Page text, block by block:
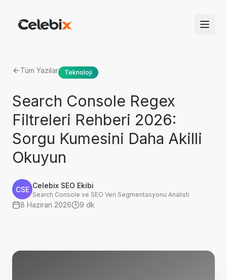
Tüm Yazılar Teknoloji
Search Console Regex
Filtreleri Rehberi 2026:
Sorgu Kumesini Daha Akilli
Okuyun
CSE Celebix SEO Ekibi
Search Console ve SEO Veri Segmentasyonu Analisti
8 Haziran 2026 9 dk